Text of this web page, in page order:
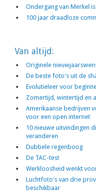
Ondergang van Merkel
100 jaar draadloze
Van altijd:
Originele
De beste foto's uit de
Evolutieleer voor
Zomertijd, wintertijd en
Amerikaanse bedrijven
voor een open internet
10 nieuwe uitvindingen
veranderen
Dubbele regenboog
De TAC-test
Werkloosheid wenkt
Luchtfoto's van drie
beschikbaar